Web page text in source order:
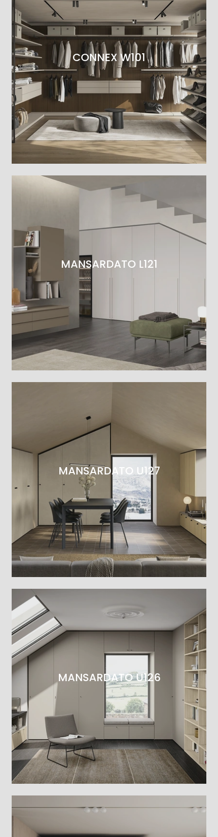
CONNEX W101
MANSARDATO L121
MANSARDATO U127
MANSARDATO U126